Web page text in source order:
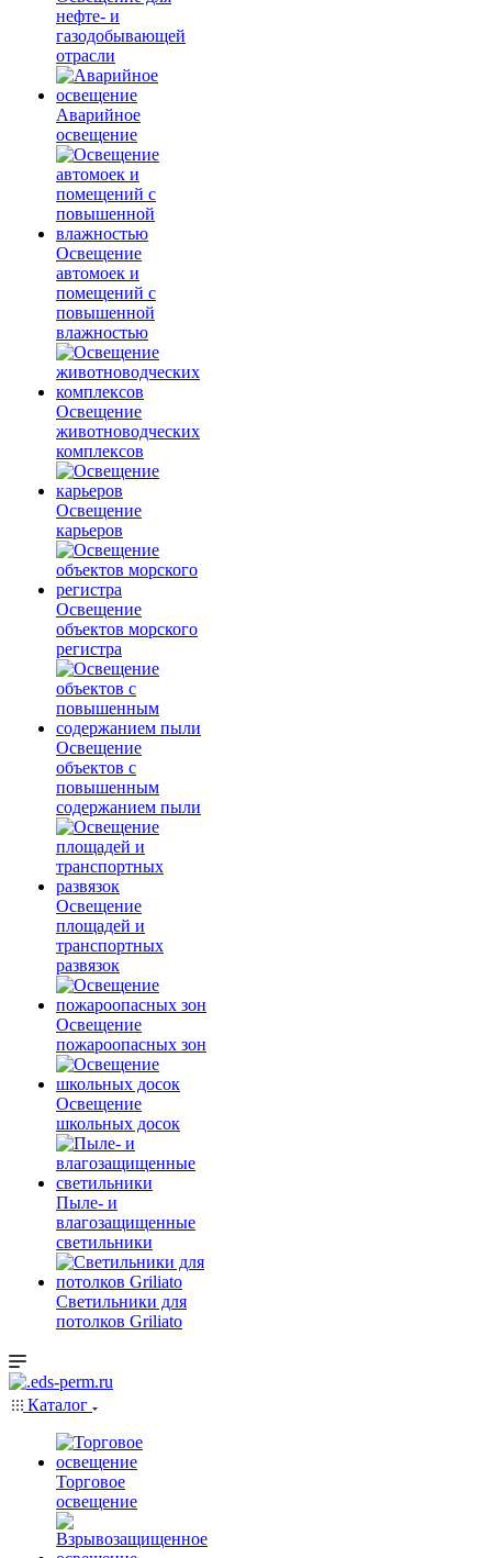
нефте- и
газодобывающей
отрасли
Аварийное
освещение
Освещение
автомоек и
помещений с
повышенной
влажностью
Освещение
животноводческих
комплексов
Освещение
карьеров
Освещение
объектов морского
регистра
Освещение
объектов с
повышенным
содержанием пыли
Освещение
площадей и
транспортных
развязок
Освещение
пожароопасных зон
Освещение
школьных досок
Пыле- и
влагозащищенные
светильники
Светильники для
потолков Griliato
Каталог
Торговое
освещение